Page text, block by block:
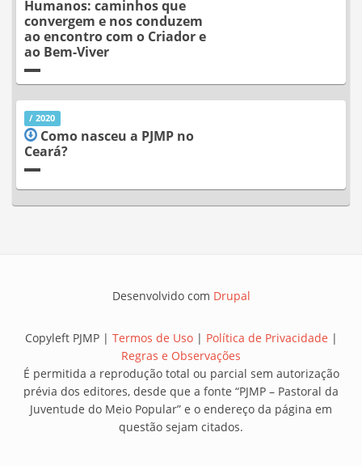
Humanos: caminhos que
convergem e nos conduzem
ao encontro com o Criador e
ao Bem-Viver
/ 2020
Como nasceu a PJMP no
Ceará?
Desenvolvido com Drupal
Copyleft PJMP | Termos de Uso| Política de Privacidade |
Regras e Observações
É permitida a reprodução total ou parcial sem autorização
prévia dos editores, desde que a fonte “PJMP – Pastoral da
Juventude do Meio Popular” e o endereço da página em
questão sejam citados.